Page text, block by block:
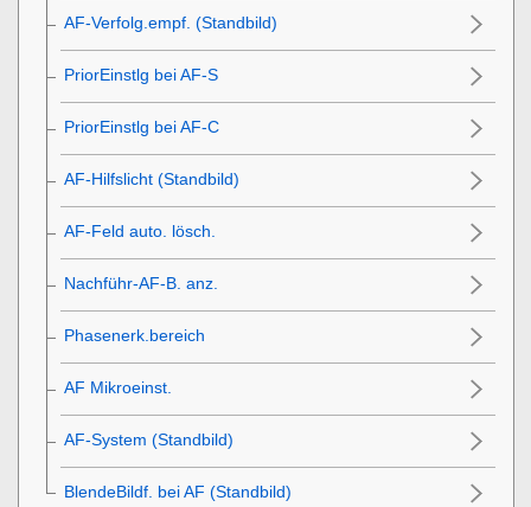
AF-Verfolg.empf. (Standbild)
PriorEinstlg bei AF-S
PriorEinstlg bei AF-C
AF-Hilfslicht (Standbild)
AF-Feld auto. lösch.
Nachführ-AF-B. anz.
Phasenerk.bereich
AF Mikroeinst.
AF-System (Standbild)
BlendeBildf. bei AF (Standbild)